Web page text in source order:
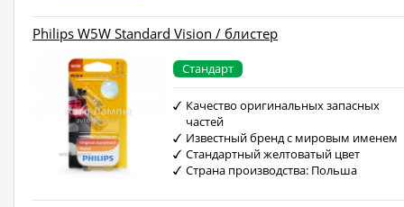
Philips W5W Standard Vision / блистер
Стандарт
Качество оригинальных запасных
частей
Известный бренд с мировым именем
Стандартный желтоватый цвет
Страна производства: Польша